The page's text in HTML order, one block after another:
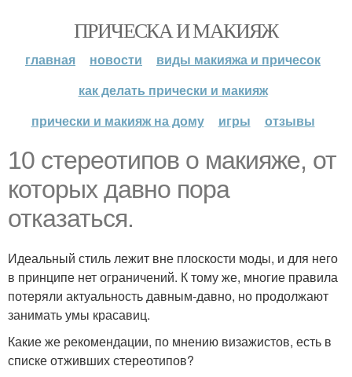
ПРИЧЕСКА И МАКИЯЖ
главная новости
виды макияжа и причесок
как делать прически и макияж
прически и макияж на дому
игры отзывы
10 стереотипов о макияже, от
которых давно пора
отказаться.
Идеальный стиль лежит вне плоскости моды, и для него
в принципе нет ограничений. К тому же, многие правила
потеряли актуальность давным-давно, но продолжают
занимать умы красавиц.
Какие же рекомендации, по мнению визажистов, есть в
списке отживших стереотипов?